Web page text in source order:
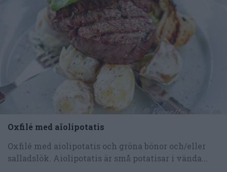
Oxfilé med aîolipotatis
Oxfilé med aiolipotatis och gröna bönor och/eller
salladslök. Aiolipotatis är små potatisar i vända...